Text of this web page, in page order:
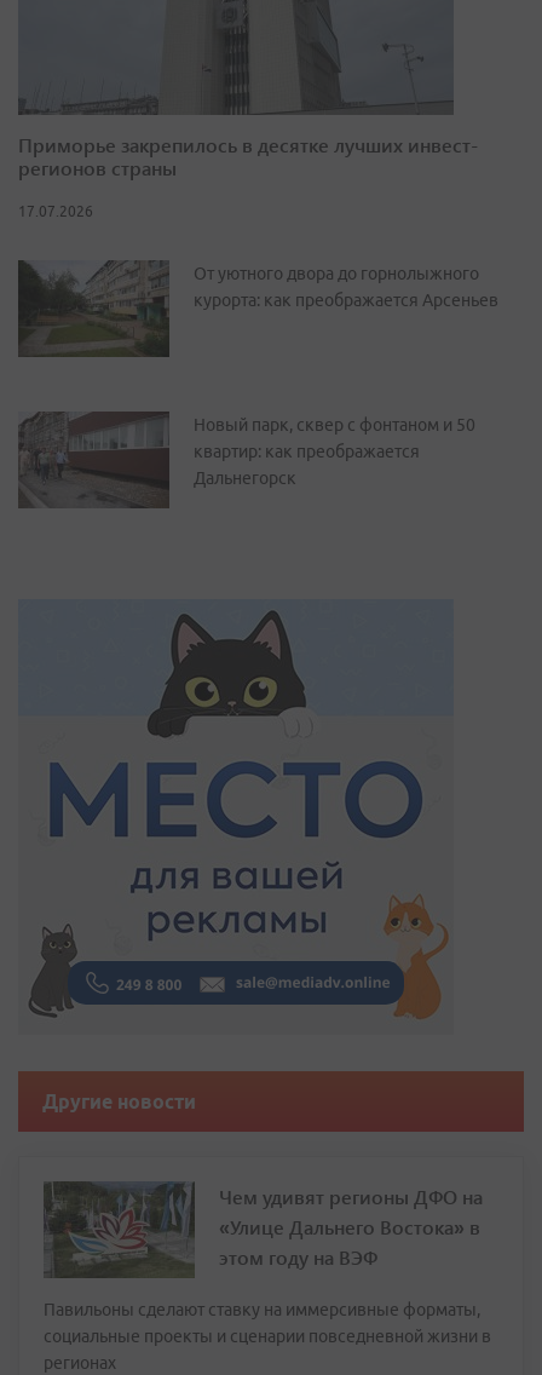
Приморье закрепилось в десятке лучших инвест-
регионов страны
17.07.2026
От уютного двора до горнолыжного
курорта: как преображается Арсеньев
Новый парк, сквер с фонтаном и 50
квартир: как преображается
Дальнегорск
Другие новости
Чем удивят регионы ДФО на
«Улице Дальнего Востока» в
этом году на ВЭФ
Павильоны сделают ставку на иммерсивные форматы,
социальные проекты и сценарии повседневной жизни в
регионах